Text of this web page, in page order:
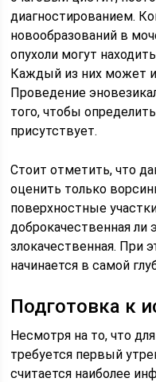
диагностированием.
новообразований в
опухоли могут
Каждый из них может
Проведение
того, чтобы
присутствует.
Стоит отметить, что
оценить только
поверхностные
доброкачественная ли
злокачественная. При
начинается в самой
Подготовка к
Несмотря на то, что
требуется первый
считается наиболее